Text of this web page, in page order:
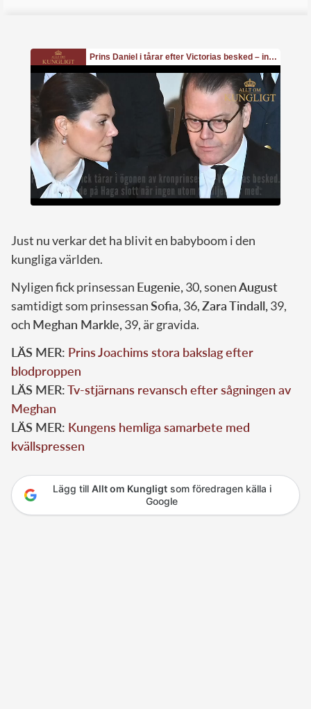
Just nu verkar det ha blivit en babyboom i den
kungliga världen.
Nyligen fick prinsessan Eugenie, 30, sonenAugust
samtidigt som prinsessanSofia, 36,Zara Tindall, 39,
och Meghan Markle, 39, är gravida.
LÄS MER: Prins Joachims stora bakslag efter
blodproppen
LÄS MER:Tv-stjärnans revansch efter sågningen av
Meghan
LÄS MER: Kungens hemliga samarbete med
kvällspressen
Lägg till Allt om Kungligtsom föredragen källa i
Google